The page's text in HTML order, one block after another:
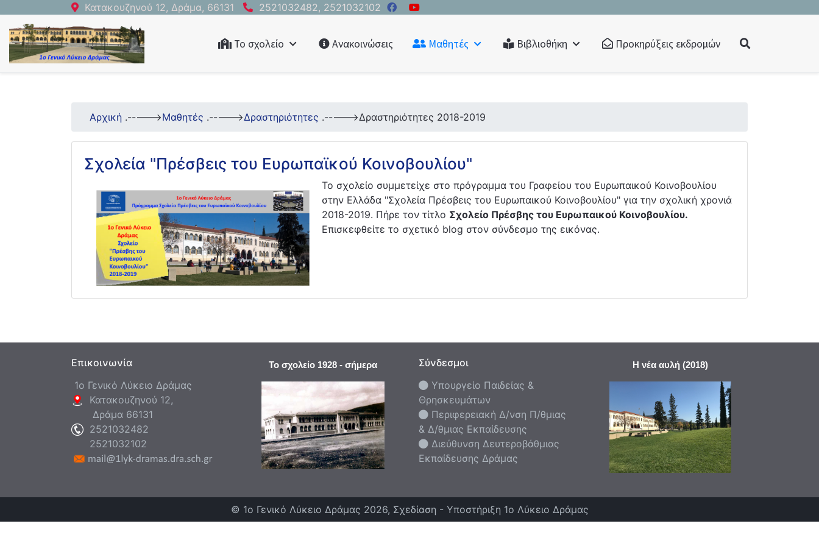
Κατακουζηνού 12, Δράμα, 66131 2521032482, 2521032102
Το σχολείο Ανακοινώσεις Μαθητές Βιβλιοθήκη Προκηρύξεις εκδρομών
Αρχική .----->Μαθητές .----->Δραστηριότητες .----->Δραστηριότητες 2018-2019
Σχολεία "Πρέσβεις του Ευρωπαϊκού Κοινοβουλίου"
Το σχολείο συμμετείχε στο πρόγραμμα του Γραφείου του Ευρωπαικού Κοινοβουλίου
στην Ελλάδα "Σχολεία Πρέσβεις του Ευρωπαικού Κοινοβουλίου" για την σχολική χρονιά
2018-2019. Πήρε τον τίτλο Σχολείο Πρέσβης του Ευρωπαικού Κοινοβουλίου.
Επισκεφθείτε το σχετικό blog στον σύνδεσμο της εικόνας.
Επικοινωνία
1ο Γενικό Λύκειο Δράμας
Κατακουζηνού 12,
Δράμα 66131
2521032482
2521032102
Το σχολείο 1928 - σήμερα
Σύνδεσμοι
Υπουργείο Παιδείας &
Θρησκευμάτων
Περιφερειακή Δ/νση Π/θμιας
& Δ/θμιας Εκπαίδευσης
Διεύθυνση Δευτεροβάθμιας
Εκπαίδευσης Δράμας
Η νέα αυλή (2018)
© 1ο Γενικό Λύκειο Δράμας 2026, Σχεδίαση - Υποστήριξη 1ο Λύκειο Δράμας